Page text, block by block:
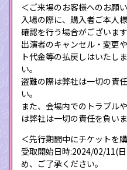
＜ご来場のお客様へのお願
入場の際に、購入者ご本人
確認を行う場合がございます
出演者のキャンセル・変更
ト代金等の払戻しはいたし
い。
盗難の際は弊社は一切の責
い。
また、会場内でのトラブル
は弊社は一切の責任を負い
＜先行期間中にチケットを
受取開始日時:2024/02/11(
め、ご了承ください。